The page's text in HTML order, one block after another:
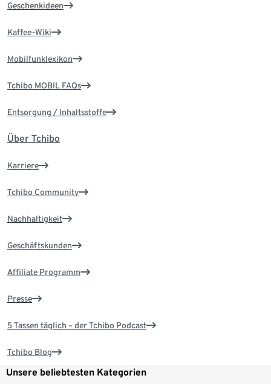
Geschenkideen
Kaffee-Wiki
Mobilfunklexikon
Tchibo MOBIL FAQs
Entsorgung / Inhaltsstoffe
Über Tchibo
Karriere
Tchibo Community
Nachhaltigkeit
Geschäftskunden
Affiliate Programm
Presse
5 Tassen täglich – der Tchibo Podcast
Tchibo Blog
Unsere beliebtesten Kategorien